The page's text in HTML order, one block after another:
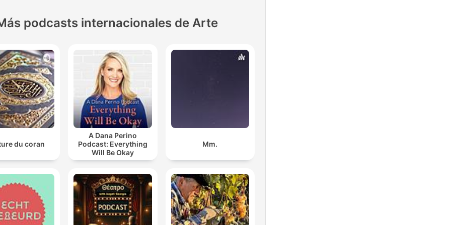
podcasts internacionales de Arte
du coran
A Dana Perino
Podcast: Everything
Will Be Okay
Mm.